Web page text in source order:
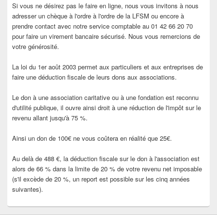
Si vous ne désirez pas le faire en ligne, nous vous invitons à nous
adresser un chèque à l'ordre à l'ordre de la LFSM ou encore à
prendre contact avec notre service comptable au 01 42 66 20 70
pour faire un virement bancaire sécurisé. Nous vous remercions de
votre générosité.
La loi du 1er août 2003 permet aux particuliers et aux entreprises de
faire une déduction fiscale de leurs dons aux associations.
Le don à une association caritative ou à une fondation est reconnu
d'utilité publique, il ouvre ainsi droit à une réduction de l'impôt sur le
revenu allant jusqu'à 75 %.
Ainsi un don de 100€ ne vous coûtera en réalité que 25€.
Au delà de 488 €, la déduction fiscale sur le don à l'association est
alors de 66 % dans la limite de 20 % de votre revenu net imposable
(s'il excède de 20 %, un report est possible sur les cinq années
suivantes).